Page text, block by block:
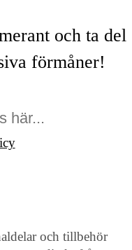
och ta del
förmåner!
och tillbehör